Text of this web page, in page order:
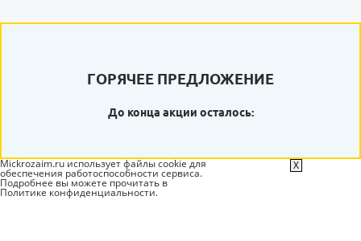
ГОРЯЧЕЕ ПРЕДЛОЖЕНИЕ
До конца акции осталось:
Mickrozaim.ru использует файлы cookie для
обеспечения работоспособности сервиса.
Подробнее вы можете прочитать в
Политике конфиденциальности.
X